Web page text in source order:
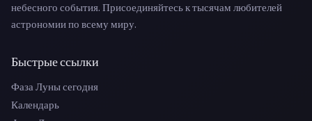
небесного события. Присоединяйтесь к тысячам любителей
астрономии по всему миру.
Быстрые ссылки
Фаза Луны сегодня
Календарь